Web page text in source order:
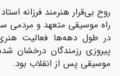
روح بی‌قرار هنرمند فرزانه
راه موسیقی متعهد و مردمی
در طول دهه‌ها فعالیت
پیروزی رزمندگان درخشان
موسیقی پس از انقلاب بود.